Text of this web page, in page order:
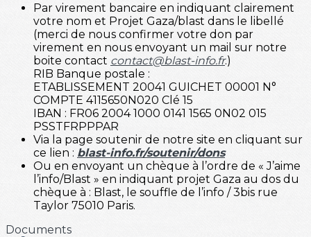
Par virement bancaire en indiquant clairement
votre nom et Projet Gaza/blast dans le libellé
(merci de nous confirmer votre don par
virement en nous envoyant un mail sur notre
boite contact contact@blast-info.fr.)
RIB Banque postale :
ETABLISSEMENT 20041 GUICHET 00001 N°
COMPTE 4115650N020 Clé 15
IBAN : FR06 2004 1000 0141 1565 0N02 015
PSSTFRPPPAR
Via la page soutenir de notre site en cliquant sur
ce lien : blast-info.fr/soutenir/dons
Ou en envoyant un chèque à l’ordre de « J’aime
l’info/Blast » en indiquant projet Gaza au dos du
chèque à : Blast, le souffle de l’info / 3bis rue
Taylor 75010 Paris.
Documents